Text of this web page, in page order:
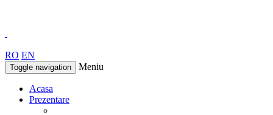
RO EN
Toggle navigation Meniu
Acasa
Prezentare